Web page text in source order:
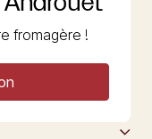
fromagère !